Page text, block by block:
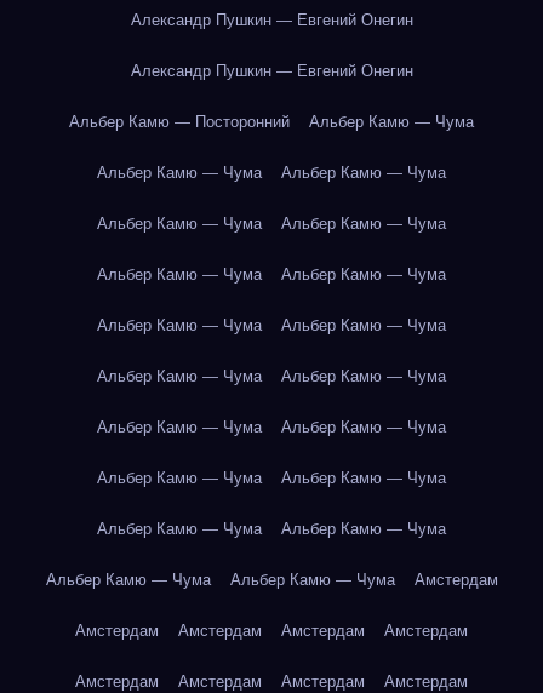
Александр Пушкин — Евгений Онегин
Александр Пушкин — Евгений Онегин
Альбер Камю — Посторонний Альбер Камю — Чума
Альбер Камю — Чума Альбер Камю — Чума
Альбер Камю — Чума Альбер Камю — Чума
Альбер Камю — Чума Альбер Камю — Чума
Альбер Камю — Чума Альбер Камю — Чума
Альбер Камю — Чума Альбер Камю — Чума
Альбер Камю — Чума Альбер Камю — Чума
Альбер Камю — Чума Альбер Камю — Чума
Альбер Камю — Чума Альбер Камю — Чума
Альбер Камю — Чума Альбер Камю — Чума Амстердам
Амстердам Амстердам Амстердам Амстердам
Амстердам Амстердам Амстердам Амстердам